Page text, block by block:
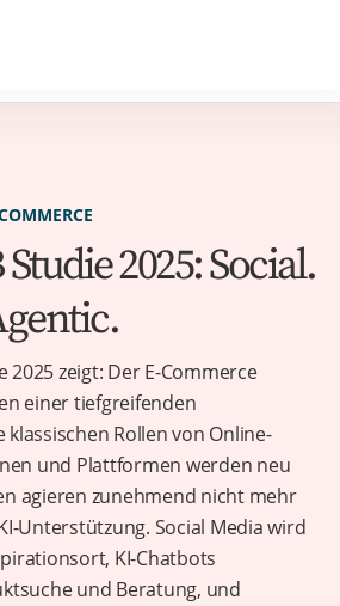
2025: Social.
2025 zeigt: Der E-Commerce
einer tiefgreifenden
Rollen von Online-
und Plattformen werden neu
agieren zunehmend nicht mehr
Unterstützung. Social Media wird
KI-Chatbots
und Beratung, und